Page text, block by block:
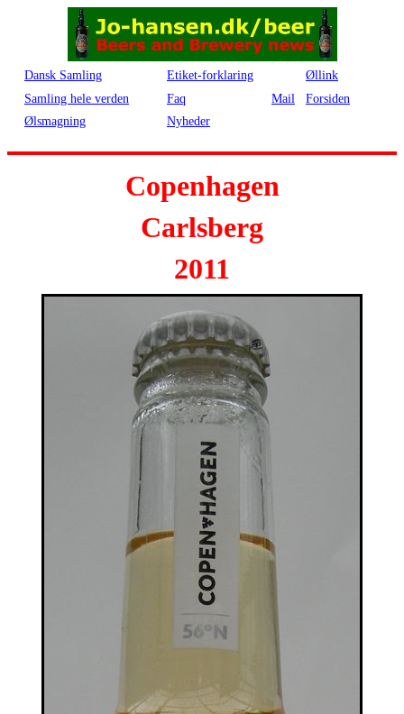
Dansk Samling Etiket-forklaring
Øllink
Samling hele verden
Faq Mail
Forsiden
Ølsmagning
Nyheder
Copenhagen
Carlsberg
2011